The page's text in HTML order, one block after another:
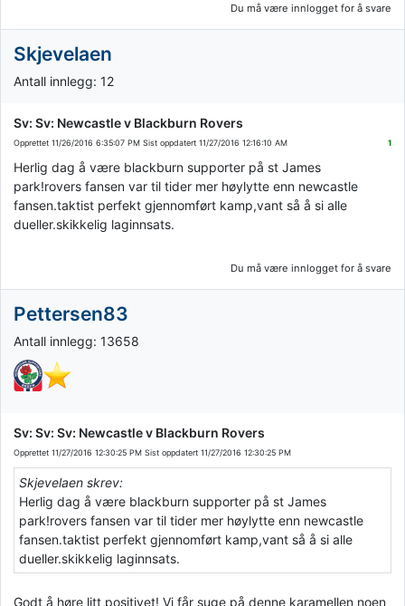
Du må være innlogget for å svare
Skjevelaen
Antall innlegg: 12
Sv: Sv: Newcastle v Blackburn Rovers
Opprettet 11/26/2016 6:35:07 PM Sist oppdatert 11/27/2016 12:16:10 AM 1
Herlig dag å være blackburn supporter på st James
park!rovers fansen var til tider mer høylytte enn newcastle
fansen.taktist perfekt gjennomført kamp,vant så å si alle
dueller.skikkelig laginnsats.
Du må være innlogget for å svare
Pettersen83
Antall innlegg: 13658
Sv: Sv: Sv: Newcastle v Blackburn Rovers
Opprettet 11/27/2016 12:30:25 PM Sist oppdatert 11/27/2016 12:30:25 PM
Skjevelaen skrev:
Herlig dag å være blackburn supporter på st James
park!rovers fansen var til tider mer høylytte enn newcastle
fansen.taktist perfekt gjennomført kamp,vant så å si alle
dueller.skikkelig laginnsats.
Godt å høre litt positivet! Vi får suge på denne karamellen noen